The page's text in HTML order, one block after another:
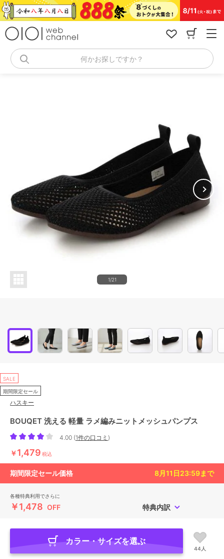
コ
ン
何かお探しですか？
1/21
SALE
期間限定セール
ハスキー
BOUQET 洗える 軽量 ラメ編みニットメッシュパンプス
4.00 (1件の口コミ )
￥1,479 税込
期間限定セール価格 8月11日23:59まで
各種特典利用でさらに
￥1,478 OFF 特典内訳
カラー・サイズを選ぶ
44人